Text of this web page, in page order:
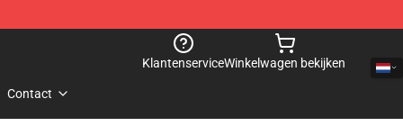
KlantenserviceWinkelwagen bekijken
Contact